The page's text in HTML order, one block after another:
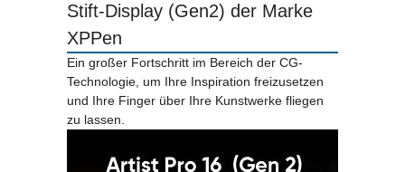
Stift-Display (Gen2) der Marke
XPPen
Ein großer Fortschritt im Bereich der CG-
Technologie, um Ihre Inspiration freizusetzen
und Ihre Finger über Ihre Kunstwerke fliegen
zu lassen.